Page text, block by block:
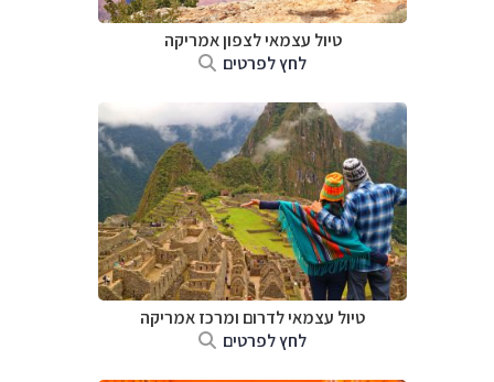
טיול עצמאי לצפון אמריקה
לחץ לפרטים
טיול עצמאי לדרום ומרכז אמריקה
לחץ לפרטים